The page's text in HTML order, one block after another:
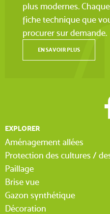
plus modernes.
fiche technique que
procurer sur demande.
EN SAVOIR PLUS
EXPLORER
Aménagement allées
Protection des cultures /
Paillage
Brise vue
Gazon synthétique
Décoration